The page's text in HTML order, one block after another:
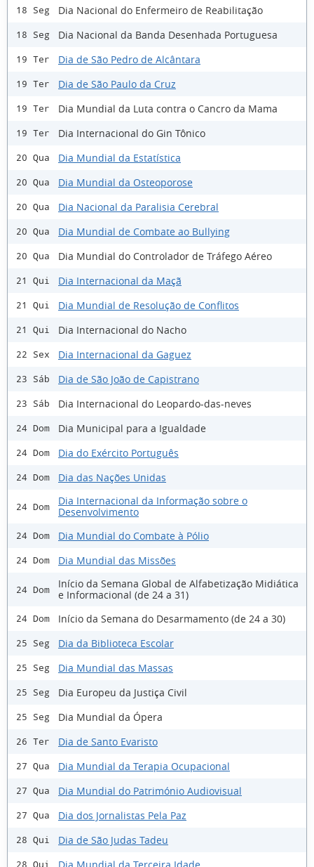
18 Seg Dia Nacional do Enfermeiro de Reabilitação
18 Seg Dia Nacional da Banda Desenhada Portuguesa
19 Ter Dia de São Pedro de Alcântara
19 Ter Dia de São Paulo da Cruz
19 Ter Dia Mundial da Luta contra o Cancro da Mama
19 Ter Dia Internacional do Gin Tônico
20 Qua Dia Mundial da Estatística
20 Qua Dia Mundial da Osteoporose
20 Qua Dia Nacional da Paralisia Cerebral
20 Qua Dia Mundial de Combate ao Bullying
20 Qua Dia Mundial do Controlador de Tráfego Aéreo
21 Qui Dia Internacional da Maçã
21 Qui Dia Mundial de Resolução de Conflitos
21 Qui Dia Internacional do Nacho
22 Sex Dia Internacional da Gaguez
23 Sáb Dia de São João de Capistrano
23 Sáb Dia Internacional do Leopardo-das-neves
24 Dom Dia Municipal para a Igualdade
24 Dom Dia do Exército Português
24 Dom Dia das Nações Unidas
24 Dom
Dia Internacional da Informação sobre o
Desenvolvimento
24 Dom Dia Mundial do Combate à Pólio
24 Dom Dia Mundial das Missões
24 Dom
Início da Semana Global de Alfabetização Midiática
e Informacional (de 24 a 31)
24 Dom Início da Semana do Desarmamento (de 24 a 30)
25 Seg Dia da Biblioteca Escolar
25 Seg Dia Mundial das Massas
25 Seg Dia Europeu da Justiça Civil
25 Seg Dia Mundial da Ópera
26 Ter Dia de Santo Evaristo
27 Qua Dia Mundial da Terapia Ocupacional
27 Qua Dia Mundial do Património Audiovisual
27 Qua Dia dos Jornalistas Pela Paz
28 Qui Dia de São Judas Tadeu
28 Qui